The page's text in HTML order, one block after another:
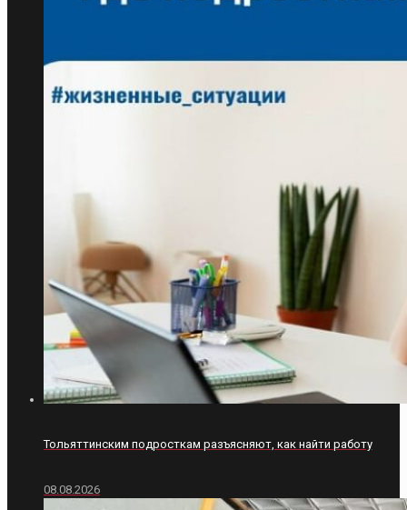
Тольяттинским подросткам разъясняют, как найти работу
08.08.2026